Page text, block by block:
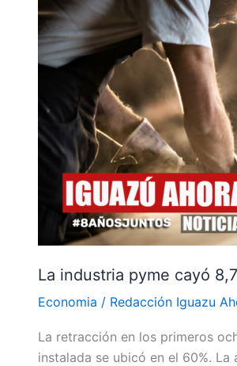
La industria pyme cayó
Economia / Redacción Iguazu
La retracción en los primeros
instalada se ubicó en el 60%.
8,7%
interanual
en